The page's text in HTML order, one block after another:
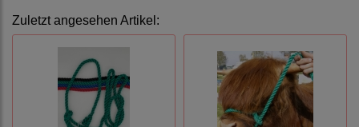
Zuletzt angesehen Artikel: